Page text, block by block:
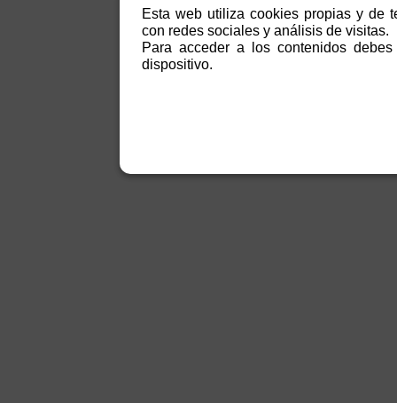
Esta web utiliza cookies propias y de
con redes sociales y análisis de visitas.
Para acceder a los contenidos
dispositivo.